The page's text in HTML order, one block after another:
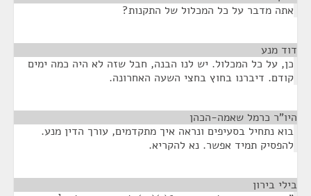
אתה מדבר על כל המכלול של התקנות?
דוד מנע
כן, על כל המכלול. יש לנו הבנה, חבל שזה לא היה כמה ימים
קודם. דיברנו בחוץ בחצי השעה האחרונה.
היו"ר כרמל שאמה-הכהן
בוא נתחיל בסעיפים ונראה איך מתקדמים, עורך הדין מנע.
להפסיק תמיד אפשר. נא להקריא.
בילי בירון